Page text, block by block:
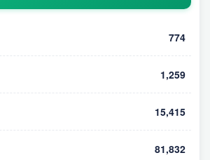
774
1,259
15,415
81,832